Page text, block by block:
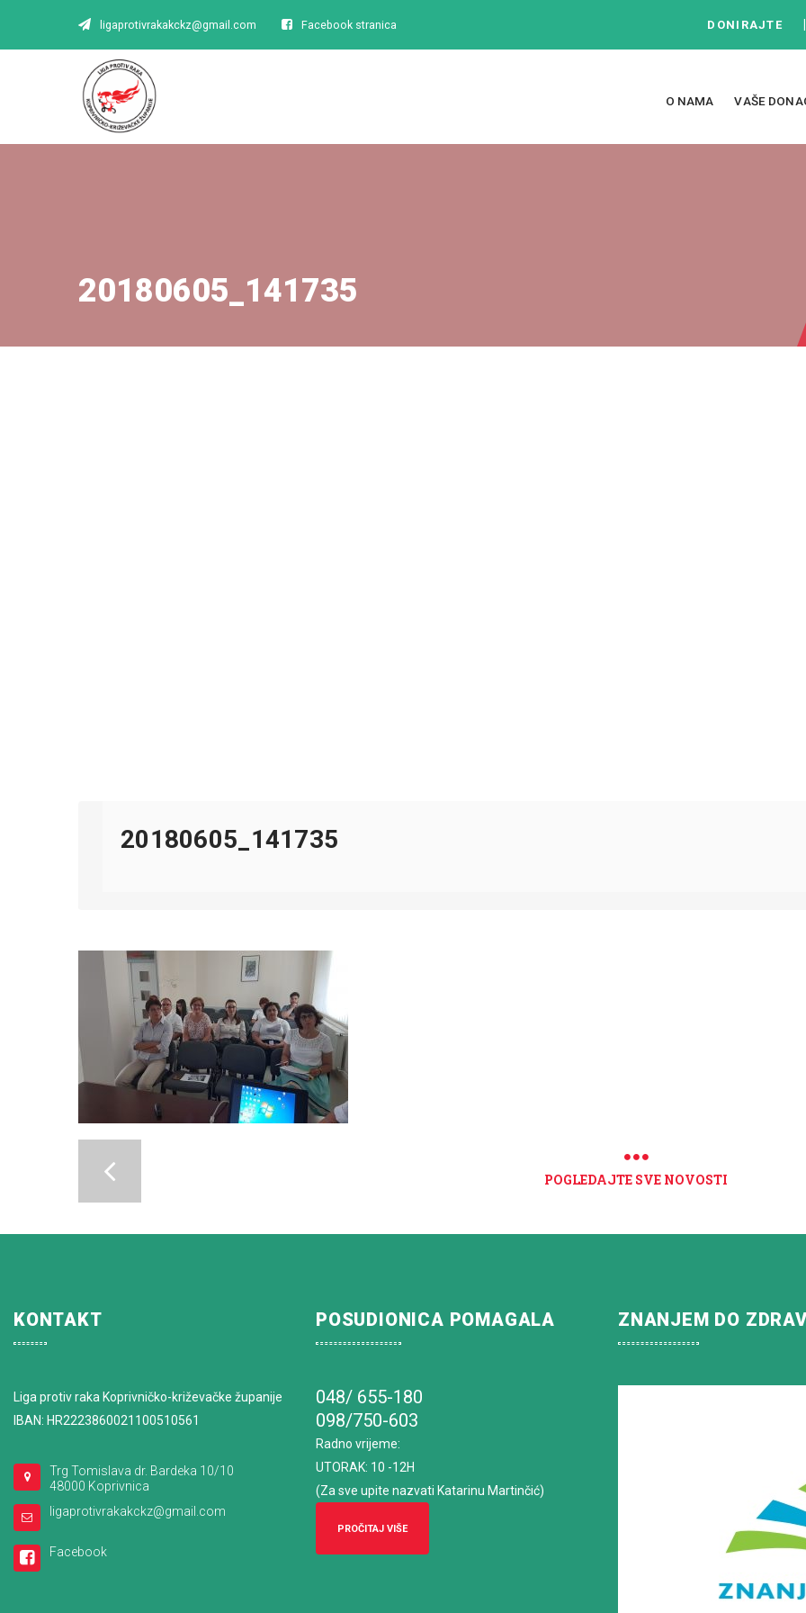
ligaprotivrakakckz@gmail.com Facebook stranica DONIRAJTE
O NAMA VAŠE
20180605_141735
20180605_141735
POGLEDAJTE SVE NOVOSTI
KONTAKT
Liga protiv raka Koprivničko-križevačke županije
IBAN: HR2223860021100510561
Trg Tomislava dr. Bardeka 10/10
48000 Koprivnica
ligaprotivrakakckz@gmail.com
Facebook
POSUDIONICA POMAGALA
048/ 655-180
098/750-603
Radno vrijeme:
UTORAK: 10 -12H
(Za sve upite nazvati Katarinu Martinčić)
PROČITAJ VIŠE
ZNANJEM DO